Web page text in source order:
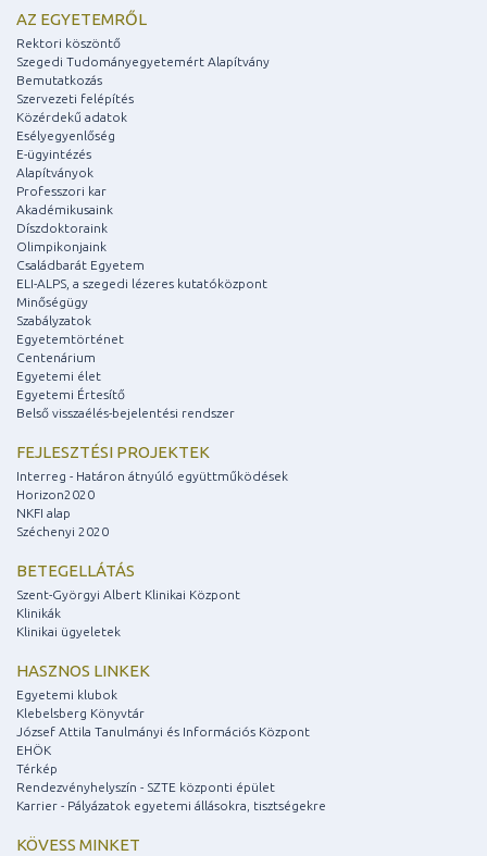
AZ EGYETEMRŐL
Rektori köszöntő
Szegedi Tudományegyetemért Alapítvány
Bemutatkozás
Szervezeti felépítés
Közérdekű adatok
Esélyegyenlőség
E-ügyintézés
Alapítványok
Professzori kar
Akadémikusaink
Díszdoktoraink
Olimpikonjaink
Családbarát Egyetem
ELI-ALPS, a szegedi lézeres kutatóközpont
Minőségügy
Szabályzatok
Egyetemtörténet
Centenárium
Egyetemi élet
Egyetemi Értesítő
Belső visszaélés-bejelentési rendszer
FEJLESZTÉSI PROJEKTEK
Interreg - Határon átnyúló együttműködések
Horizon2020
NKFI alap
Széchenyi 2020
BETEGELLÁTÁS
Szent-Györgyi Albert Klinikai Központ
Klinikák
Klinikai ügyeletek
HASZNOS LINKEK
Egyetemi klubok
Klebelsberg Könyvtár
József Attila Tanulmányi és Információs Központ
EHÖK
Térkép
Rendezvényhelyszín - SZTE központi épület
Karrier - Pályázatok egyetemi állásokra, tisztségekre
KÖVESS MINKET